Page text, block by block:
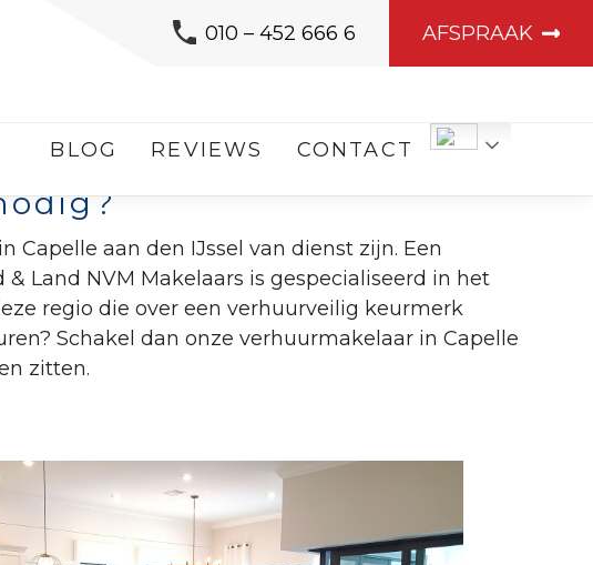
010 – 452 666 6 AFSPRAAK
BLOG REVIEWS CONTACT
aan den IJssel van dienst zijn. Een
Land NVM Makelaars is gespecialiseerd in het
regio die over een verhuurveilig keurmerk
Schakel dan onze verhuurmakelaar in Capelle
zitten.